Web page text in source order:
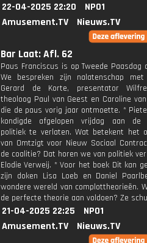
22-04-2025 22:20
NPO1
Amusement.TV
Nieuws.TV
Bar Laat: Afl. 62
Paus Franciscus is op Tweede Paasdag
We bespreken zijn nalatenschap met
Gerard de Korte, presentator
theoloog Paul van Geest en Caroline
die de paus vorig jaar ontmoette. *
kondigde afgelopen vrijdag aan de
politiek te verlaten. Wat betekent het
van Omtzigt voor Nieuw Sociaal
de coalitie? Dat horen we van politiek
Elodie Verweij. * Voor het boek Dit kan
zijn doken Lisa Loeb en Daniel
wondere wereld van complottheorieën.
de perfecte theorie aan voldoen? Ze
21-04-2025 22:25
NPO1
Amusement.TV
Nieuws.TV